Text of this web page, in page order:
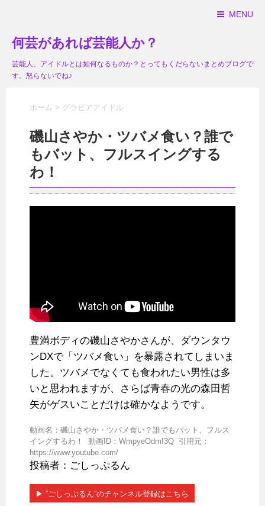
MENU
何芸があれば芸能人か？
芸能人、アイドルとは如何なるものか？とってもくだらないまとめブログで
す。怒らないでね♪
ホーム > グラビアアイドル
磯山さやか・ツバメ食い？誰で
もバット、フルスイングする
わ！
豊満ボディの磯山さやかさんが、ダウンタウ
ンDXで「ツバメ食い」を暴露されてしまいま
した。ツバメでなくても食われたい男性は多
いと思われますが、さらば青春の光の森田哲
矢がゲスいことだけは確かなようです。
動画名：磯山さやか・ツバメ食い？誰でもバット、フルス
イングするわ！ 動画ID：WmpyeOdmI3Q 引用元：
https://www.youtube.com/
投稿者：ごしっぷるん
▶︎ ”ごしっぷるん”のチャンネル登録はこちら